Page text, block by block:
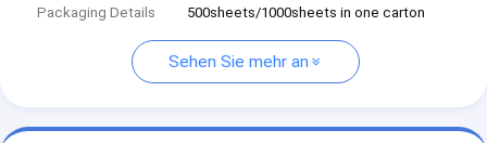
Packaging Details
500sheets/1000sheets in one carton
Sehen Sie mehr an